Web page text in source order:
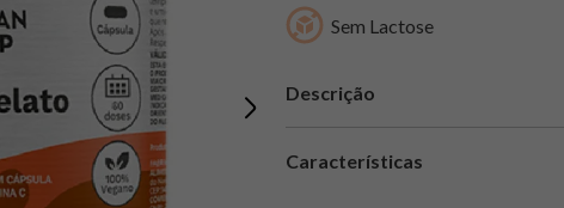
Sem Lactose
Descrição
Características